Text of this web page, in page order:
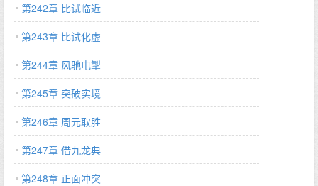
第242章 比试临近
第243章 比试化虚
第244章 风驰电掣
第245章 突破实境
第246章 周元取胜
第247章 借九龙典
第248章 正面冲突